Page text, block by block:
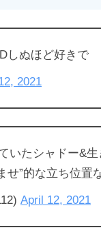
しぬほど好きで
2021
いたシャドー&
せ”的な立ち位置
April 12, 2021